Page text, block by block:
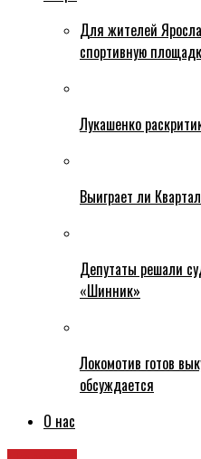
Для жителей
спортивную
Лукашенко
Выиграет ли
Депутаты решали
«Шинник»
Локомотив готов
обсуждается
О нас